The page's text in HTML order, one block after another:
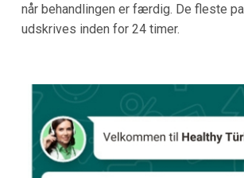
når behandlingen er færdig. De fleste
udskrives inden for 24 timer.